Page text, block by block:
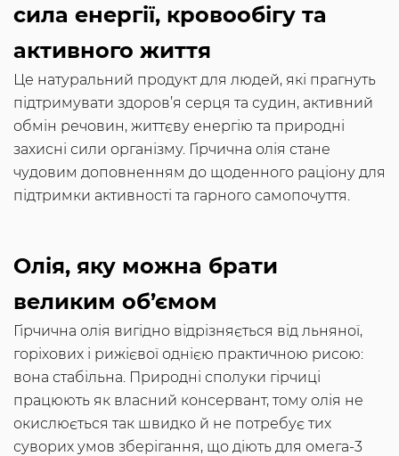
сила енергії, кровообігу та
активного життя
Це натуральний продукт для людей, які прагнуть
підтримувати здоров’я серця та судин, активний
обмін речовин, життєву енергію та природні
захисні сили організму. Гірчична олія стане
чудовим доповненням до щоденного раціону для
підтримки активності та гарного самопочуття.
Олія, яку можна брати
великим об’ємом
Гірчична олія вигідно відрізняється від льняної,
горіхових і рижієвої однією практичною рисою:
вона стабільна. Природні сполуки гірчиці
працюють як власний консервант, тому олія не
окислюється так швидко й не потребує тих
суворих умов зберігання, що діють для омега-3